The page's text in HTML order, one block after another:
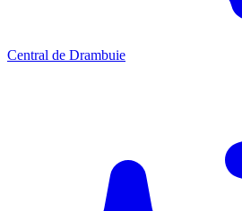
Central de Drambuie